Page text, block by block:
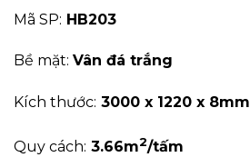
Mã SP: HB203
Bề mặt: Vân đá trắng
Kích thước: 3000 x 1220 x 8mm
Quy cách: 3.66m2/tấm